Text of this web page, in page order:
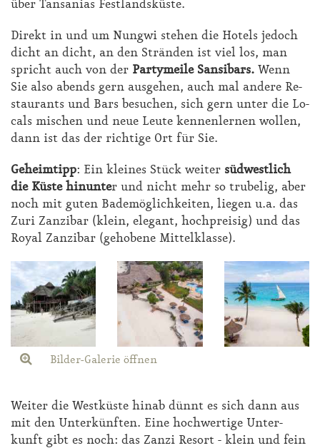
über Tan­sa­ni­as Fest­lands­küs­te.
Di­rekt in und um Nung­wi ste­hen die Ho­tels je­doch
dicht an dicht, an den Strän­den ist viel los, man
spricht auch von der Par­ty­mei­le San­si­bars. Wenn
Sie al­so abends gern aus­ge­hen, auch mal an­de­re Re­
stau­rants und Bars be­su­chen, sich gern un­ter die Lo­
cals mi­schen und neue Leu­te ken­nen­ler­nen wol­len,
dann ist das der rich­ti­ge Ort für Sie.
Ge­heim­tipp: Ein klei­nes Stück wei­ter süd­west­lich
die Küs­te hin­un­ter und nicht mehr so tru­belig, aber
noch mit gu­ten Ba­de­mög­lich­kei­ten, lie­gen u.a. das
Zu­ri Zan­zi­bar (klein, ele­gant, hoch­prei­sig) und das
Roy­al Zan­zi­bar (ge­ho­be­ne Mit­tel­klas­se).
Bilder-Galerie öffnen
Wei­ter die West­küs­te hin­ab dünnt es sich dann aus
mit den Un­ter­künf­ten. Ei­ne hoch­wer­ti­ge Un­ter­
kunft gibt es noch: das Zan­zi Re­sort - klein und fein